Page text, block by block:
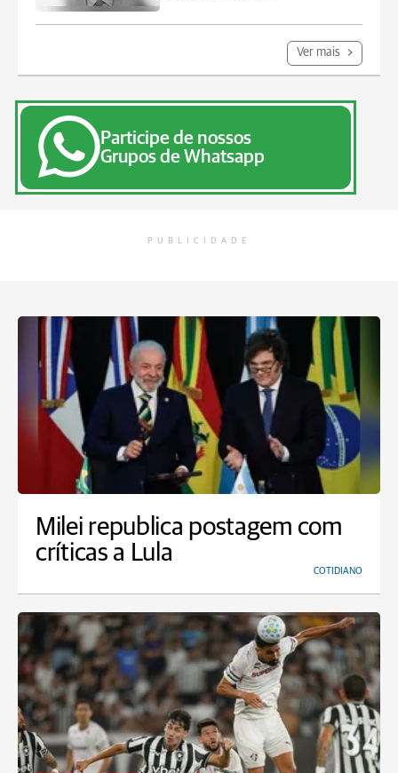
Ver mais
Participe de nossos
Grupos de Whatsapp
PUBLICIDADE
Milei republica postagem com
críticas a Lula
COTIDIANO